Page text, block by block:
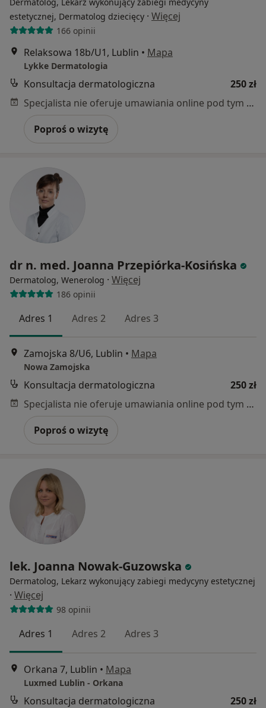
estetycznej, Dermatolog dziecięcy · Więcej
166 opinii
Relaksowa 18b/U1, Lublin • Mapa
Lykke Dermatologia
Konsultacja dermatologiczna
250 zł
Specjalista nie oferuje umawiania online pod tym adresem.
Poproś o wizytę
dr n. med. Joanna Przepiórka-Kosińska
Dermatolog, Wenerolog · Więcej
186 opinii
Adres 1 Adres 2 Adres 3
Zamojska 8/U6, Lublin • Mapa
Nowa Zamojska
Konsultacja dermatologiczna
250 zł
Specjalista nie oferuje umawiania online pod tym adresem.
Poproś o wizytę
lek. Joanna Nowak-Guzowska
Dermatolog, Lekarz wykonujący zabiegi medycyny estetycznej
· Więcej
98 opinii
Adres 1 Adres 2 Adres 3
Orkana 7, Lublin • Mapa
Luxmed Lublin - Orkana
Konsultacja dermatologiczna
250 zł